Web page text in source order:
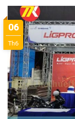
06
Th6